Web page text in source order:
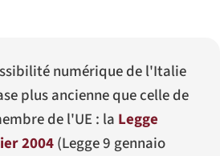
numérique de l'Italie
plus ancienne que celle de
de l'UE : la Legge
2004(Legge 9 gennaio